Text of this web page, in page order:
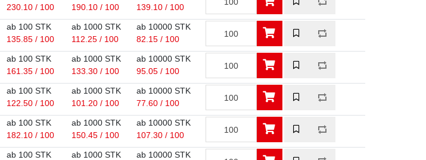
230.10 / 100
190.10 / 100
139.10 / 100
ab 100 STK
135.85 / 100
ab 1000 STK
112.25 / 100
ab 10000 STK
82.15 / 100
ab 100 STK
161.35 / 100
ab 1000 STK
133.30 / 100
ab 10000 STK
95.05 / 100
ab 100 STK
122.50 / 100
ab 1000 STK
101.20 / 100
ab 10000 STK
77.60 / 100
ab 100 STK
182.10 / 100
ab 1000 STK
150.45 / 100
ab 10000 STK
107.30 / 100
ab 100 STK
ab 1000 STK
ab 10000 STK